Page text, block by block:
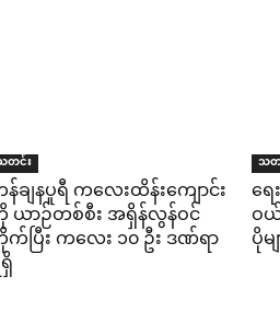
တင်း
ချနပူရီ ကလေးထိန်းကျောင်း
ယာဉ်တစ်စီး အရှိန်လွန်ဝင်
ပြီး ကလေး ၁၀ ဦး ဒဏ်ရာ
သတ
ရ
ဝ
ပိုမ